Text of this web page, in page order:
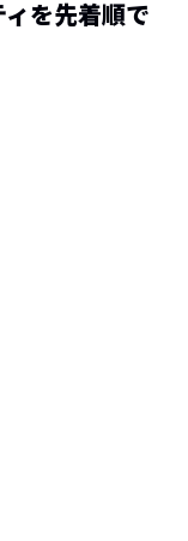
を先着順で